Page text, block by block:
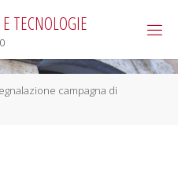
TECNOLOGIE
campagna di